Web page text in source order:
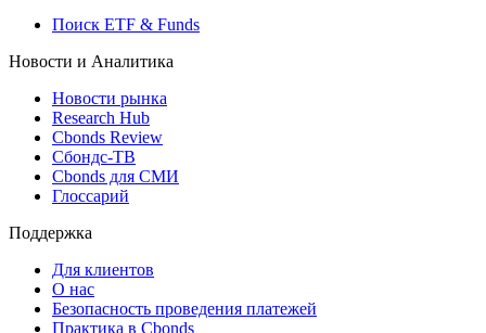
Виджет: Карта процентных ставок
ETF & Funds
Поиск ETF & Funds
Новости и Аналитика
Новости рынка
Research Hub
Сбондс-ТВ
Глоссарий
Поддержка